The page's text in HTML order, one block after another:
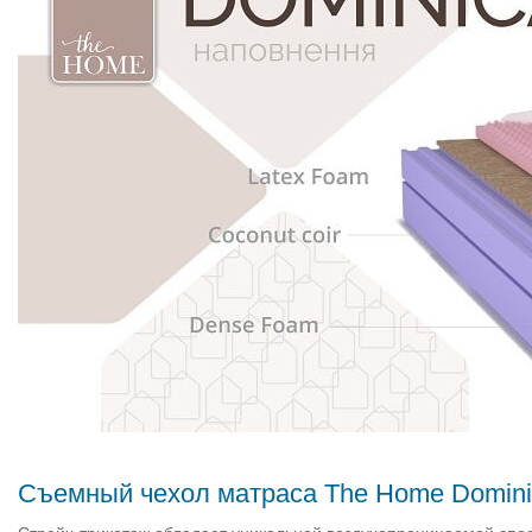
Съемный чехол матраса The Home